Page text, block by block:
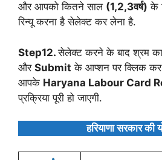
और आपको कितने साल (1,2,3वर्ष) के
रिन्यू करना है सेलेक्ट कर लेना है.
Step12.सेलेक्ट करने के बाद श्रम
और Submit के आप्शन पर क्लिक कर
आपके Haryana Labour Card
प्रक्रिया पूरी हो जाएगी.
हरियाणा सरकार की